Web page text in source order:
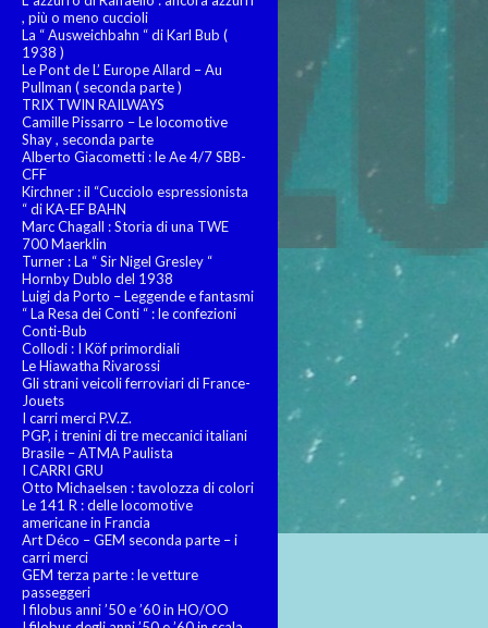
, più o meno cuccioli
La “ Ausweichbahn “ di Karl Bub (
1938 )
Le Pont de L’ Europe Allard – Au
Pullman ( seconda parte )
TRIX TWIN RAILWAYS
Camille Pissarro – Le locomotive
Shay , seconda parte
Alberto Giacometti : le Ae 4/7 SBB-
CFF
Kirchner : il “Cucciolo espressionista
“ di KA-EF BAHN
Marc Chagall : Storia di una TWE
700 Maerklin
Turner : La “ Sir Nigel Gresley “
Hornby Dublo del 1938
Luigi da Porto – Leggende e fantasmi
“ La Resa dei Conti “ : le confezioni
Conti-Bub
Collodi : I Köf primordiali
Le Hiawatha Rivarossi
Gli strani veicoli ferroviari di France-
Jouets
I carri merci P.V.Z.
PGP, i trenini di tre meccanici italiani
Brasile – ATMA Paulista
I CARRI GRU
Otto Michaelsen : tavolozza di colori
Le 141 R : delle locomotive
americane in Francia
Art Déco – GEM seconda parte – i
carri merci
GEM terza parte : le vetture
passeggeri
I filobus anni ’50 e ’60 in HO/OO